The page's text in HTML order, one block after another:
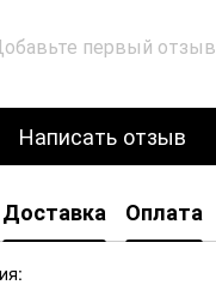
первый отзыв
Написать отзыв
Доставка Оплата